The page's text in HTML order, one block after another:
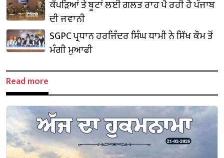
ਕੱਪੜਿਆਂ ਤੇ ਬੂਟਾਂ ਲਈ ਗਲਤ ਰਾਹ ਪੈ ਰਹੀ ਹੈ ਪੰਜਾਬ
ਦੀ ਜਵਾਨੀ
SGPC ਪ੍ਰਧਾਨ ਹਰਜਿੰਦਰ ਸਿੰਘ ਧਾਮੀ ਨੇ ਸਿੱਖ ਕੌਮ ਤੋਂ
ਮੰਗੀ ਮੁਆਫੀ
Read more